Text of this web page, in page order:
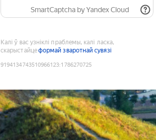
SmartCaptcha by Yandex Cloud
Калі ў вас узніклі праблемы, калі ласка,
скарыстайцеформай зваротнай сувязі
9194134743510966123:1786270725